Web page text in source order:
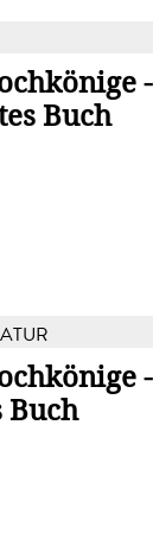
-
Buch
-
Buch